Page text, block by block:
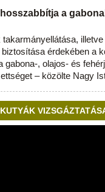
a
érdekében a
gabona-, olajos- és
– közölte Nagy